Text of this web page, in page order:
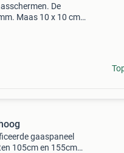
De
Maas 10 x 10 cm:
gaaspaneel
105cm en 155cm